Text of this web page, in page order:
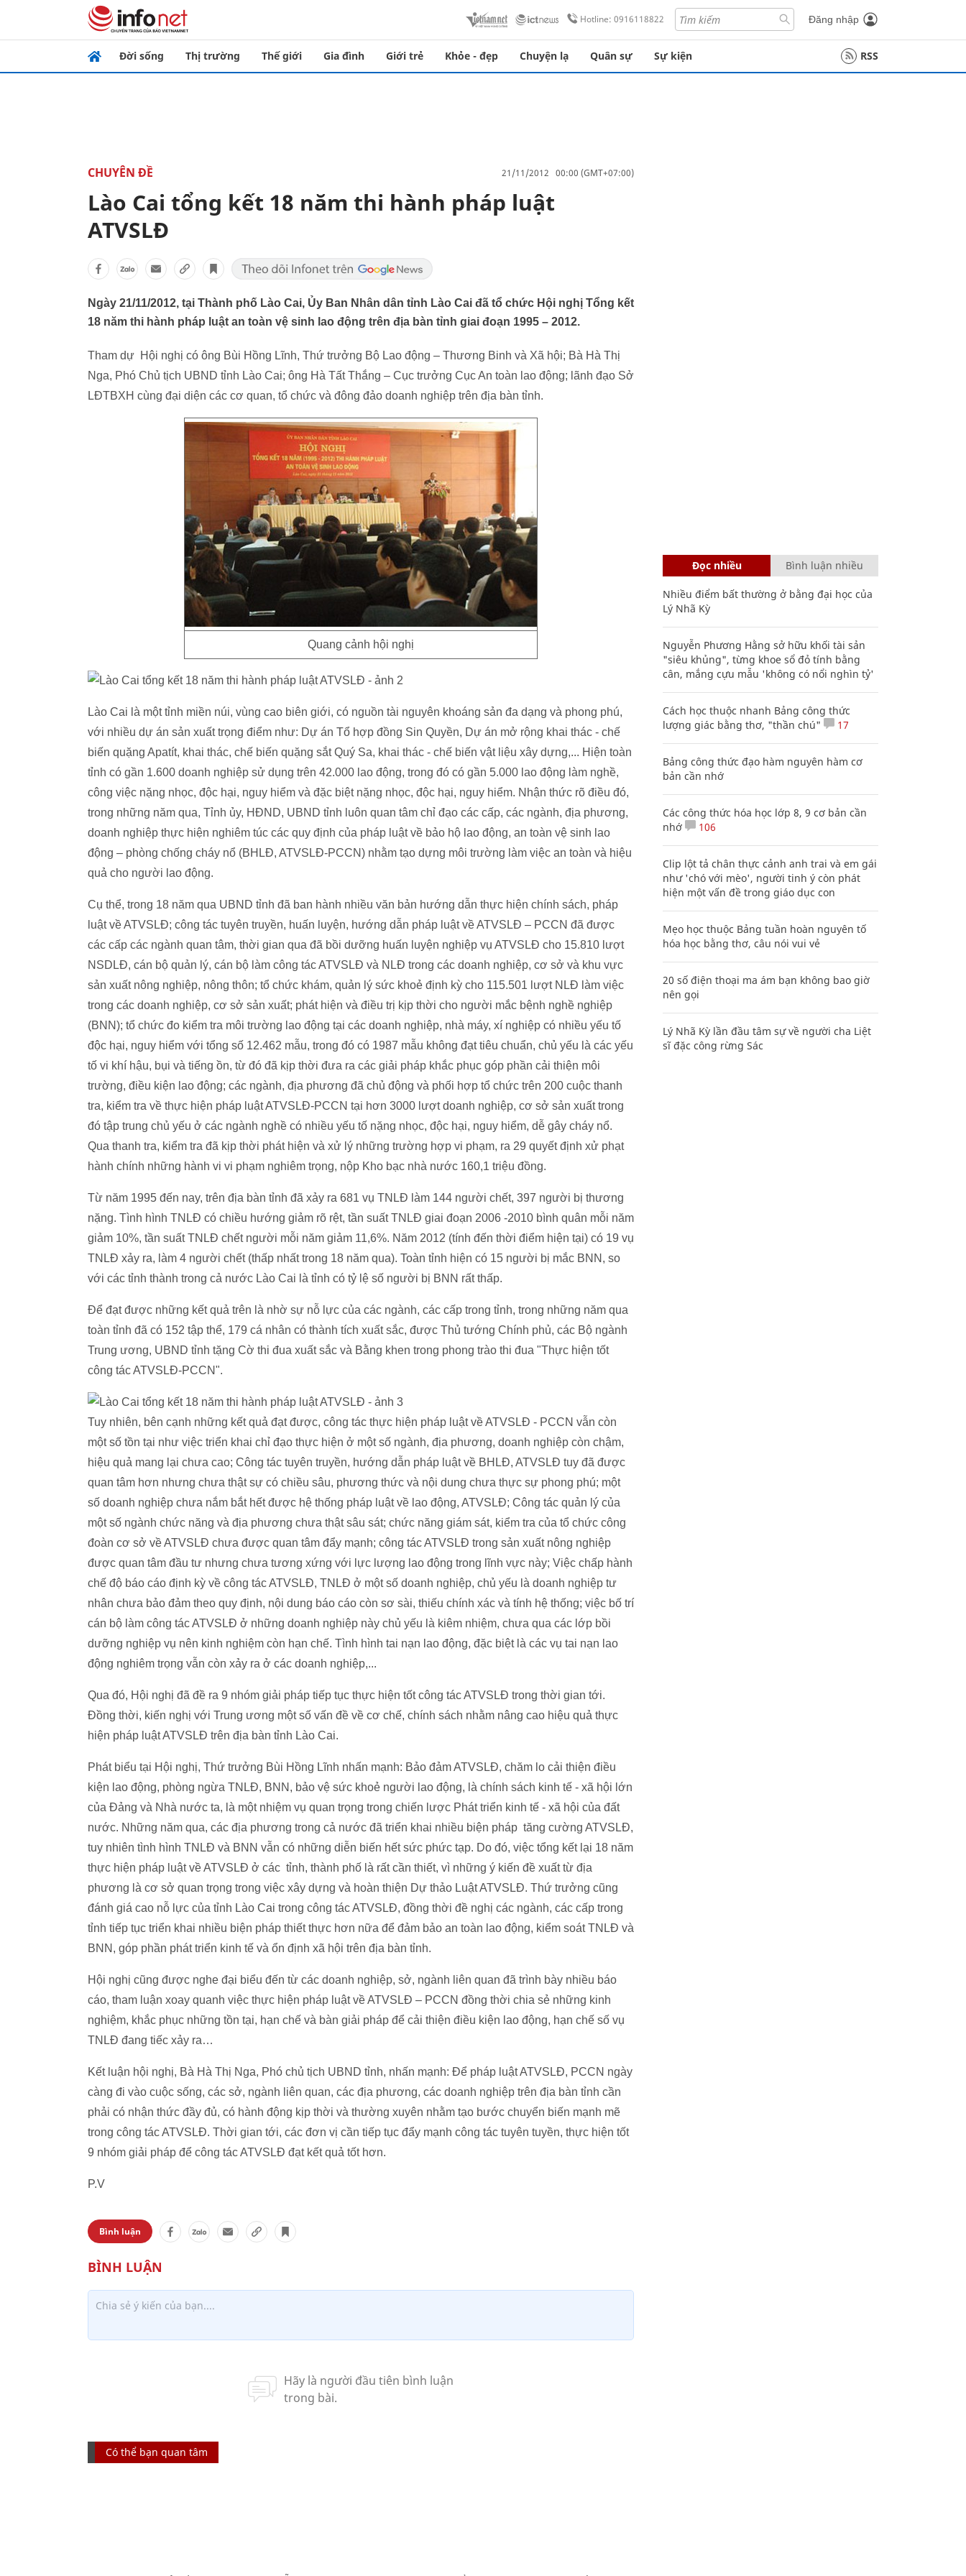
Hotline: 0916118822 Đăng nhập
Đời sống Thị trường Thế giới Gia đình Giới trẻ Khỏe - đẹp Chuyện lạ Quân sự Sự kiện RSS
CHUYÊN ĐỀ 21/11/2012 00:00 (GMT+07:00)
Lào Cai tổng kết 18 năm thi hành pháp luật
ATVSLĐ
Ngày 21/11/2012, tại Thành phố Lào Cai, Ủy Ban Nhân dân tỉnh Lào Cai đã tổ chức Hội nghị Tổng kết
18 năm thi hành pháp luật an toàn vệ sinh lao động trên địa bàn tỉnh giai đoạn 1995 – 2012.
Tham dự Hội nghị có ông Bùi Hồng Lĩnh, Thứ trưởng Bộ Lao động – Thương Binh và Xã hội; Bà Hà Thị
Nga, Phó Chủ tịch UBND tỉnh Lào Cai; ông Hà Tất Thắng – Cục trưởng Cục An toàn lao động; lãnh đạo Sở
LĐTBXH cùng đại diện các cơ quan, tổ chức và đông đảo doanh nghiệp trên địa bàn tỉnh.
Quang cảnh hội nghị
Lào Cai là một tỉnh miền núi, vùng cao biên giới, có nguồn tài nguyên khoáng sản đa dạng và phong phú,
với nhiều dự án sản xuất trọng điểm như: Dự án Tổ hợp đồng Sin Quyền, Dự án mở rộng khai thác - chế
biến quặng Apatít, khai thác, chế biến quặng sắt Quý Sa, khai thác - chế biến vật liệu xây dựng,... Hiện toàn
tỉnh có gần 1.600 doanh nghiệp sử dụng trên 42.000 lao động, trong đó có gần 5.000 lao động làm nghề,
công việc nặng nhọc, độc hại, nguy hiểm và đặc biệt nặng nhọc, độc hại, nguy hiểm. Nhận thức rõ điều đó,
trong những năm qua, Tỉnh ủy, HĐND, UBND tỉnh luôn quan tâm chỉ đạo các cấp, các ngành, địa phương,
doanh nghiệp thực hiện nghiêm túc các quy định của pháp luật về bảo hộ lao động, an toàn vệ sinh lao
động – phòng chống cháy nổ (BHLĐ, ATVSLĐ-PCCN) nhằm tạo dựng môi trường làm việc an toàn và hiệu
quả cho người lao động.
Cụ thể, trong 18 năm qua UBND tỉnh đã ban hành nhiều văn bản hướng dẫn thực hiện chính sách, pháp
luật về ATVSLĐ; công tác tuyên truyền, huấn luyện, hướng dẫn pháp luật về ATVSLĐ – PCCN đã được
các cấp các ngành quan tâm, thời gian qua đã bồi dưỡng huấn luyện nghiệp vụ ATVSLĐ cho 15.810 lượt
NSDLĐ, cán bộ quản lý, cán bộ làm công tác ATVSLĐ và NLĐ trong các doanh nghiệp, cơ sở và khu vực
sản xuất nông nghiệp, nông thôn; tổ chức khám, quản lý sức khoẻ định kỳ cho 115.501 lượt NLĐ làm việc
trong các doanh nghiệp, cơ sở sản xuất; phát hiện và điều trị kịp thời cho người mắc bệnh nghề nghiệp
(BNN); tổ chức đo kiểm tra môi trường lao động tại các doanh nghiệp, nhà máy, xí nghiệp có nhiều yếu tố
độc hại, nguy hiểm với tổng số 12.462 mẫu, trong đó có 1987 mẫu không đạt tiêu chuẩn, chủ yếu là các yếu
tố vi khí hậu, bụi và tiếng ồn, từ đó đã kịp thời đưa ra các giải pháp khắc phục góp phần cải thiện môi
trường, điều kiện lao động; các ngành, địa phương đã chủ động và phối hợp tổ chức trên 200 cuộc thanh
tra, kiểm tra về thực hiện pháp luật ATVSLĐ-PCCN tại hơn 3000 lượt doanh nghiệp, cơ sở sản xuất trong
đó tập trung chủ yếu ở các ngành nghề có nhiều yếu tố nặng nhọc, độc hại, nguy hiểm, dễ gây cháy nổ.
Qua thanh tra, kiểm tra đã kịp thời phát hiện và xử lý những trường hợp vi phạm, ra 29 quyết định xử phạt
hành chính những hành vi vi phạm nghiêm trọng, nộp Kho bạc nhà nước 160,1 triệu đồng.
Từ năm 1995 đến nay, trên địa bàn tỉnh đã xảy ra 681 vụ TNLĐ làm 144 người chết, 397 người bị thương
nặng. Tình hình TNLĐ có chiều hướng giảm rõ rệt, tần suất TNLĐ giai đoạn 2006 -2010 bình quân mỗi năm
giảm 10%, tần suất TNLĐ chết người mỗi năm giảm 11,6%. Năm 2012 (tính đến thời điểm hiện tại) có 19 vụ
TNLĐ xảy ra, làm 4 người chết (thấp nhất trong 18 năm qua). Toàn tỉnh hiện có 15 người bị mắc BNN, so
với các tỉnh thành trong cả nước Lào Cai là tỉnh có tỷ lệ số người bị BNN rất thấp.
Để đạt được những kết quả trên là nhờ sự nỗ lực của các ngành, các cấp trong tỉnh, trong những năm qua
toàn tỉnh đã có 152 tập thể, 179 cá nhân có thành tích xuất sắc, được Thủ tướng Chính phủ, các Bộ ngành
Trung ương, UBND tỉnh tặng Cờ thi đua xuất sắc và Bằng khen trong phong trào thi đua "Thực hiện tốt
công tác ATVSLĐ-PCCN".
Tuy nhiên, bên cạnh những kết quả đạt được, công tác thực hiện pháp luật về ATVSLĐ - PCCN vẫn còn
một số tồn tại như việc triển khai chỉ đạo thực hiện ở một số ngành, địa phương, doanh nghiệp còn chậm,
hiệu quả mang lại chưa cao; Công tác tuyên truyền, hướng dẫn pháp luật về BHLĐ, ATVSLĐ tuy đã được
quan tâm hơn nhưng chưa thật sự có chiều sâu, phương thức và nội dung chưa thực sự phong phú; một
số doanh nghiệp chưa nắm bắt hết được hệ thống pháp luật về lao động, ATVSLĐ; Công tác quản lý của
một số ngành chức năng và địa phương chưa thật sâu sát; chức năng giám sát, kiểm tra của tổ chức công
đoàn cơ sở về ATVSLĐ chưa được quan tâm đẩy mạnh; công tác ATVSLĐ trong sản xuất nông nghiệp
được quan tâm đầu tư nhưng chưa tương xứng với lực lượng lao động trong lĩnh vực này; Việc chấp hành
chế độ báo cáo định kỳ về công tác ATVSLĐ, TNLĐ ở một số doanh nghiệp, chủ yếu là doanh nghiệp tư
nhân chưa bảo đảm theo quy định, nội dung báo cáo còn sơ sài, thiếu chính xác và tính hệ thống; việc bố trí
cán bộ làm công tác ATVSLĐ ở những doanh nghiệp này chủ yếu là kiêm nhiệm, chưa qua các lớp bồi
dưỡng nghiệp vụ nên kinh nghiệm còn hạn chế. Tình hình tai nạn lao động, đặc biệt là các vụ tai nạn lao
động nghiêm trọng vẫn còn xảy ra ở các doanh nghiệp,...
Qua đó, Hội nghị đã đề ra 9 nhóm giải pháp tiếp tục thực hiện tốt công tác ATVSLĐ trong thời gian tới.
Đồng thời, kiến nghị với Trung ương một số vấn đề về cơ chế, chính sách nhằm nâng cao hiệu quả thực
hiện pháp luật ATVSLĐ trên địa bàn tỉnh Lào Cai.
Phát biểu tại Hội nghị, Thứ trưởng Bùi Hồng Lĩnh nhấn mạnh: Bảo đảm ATVSLĐ, chăm lo cải thiện điều
kiện lao động, phòng ngừa TNLĐ, BNN, bảo vệ sức khoẻ người lao động, là chính sách kinh tế - xã hội lớn
của Đảng và Nhà nước ta, là một nhiệm vụ quan trọng trong chiến lược Phát triển kinh tế - xã hội của đất
nước. Những năm qua, các địa phương trong cả nước đã triển khai nhiều biện pháp tăng cường ATVSLĐ,
tuy nhiên tình hình TNLĐ và BNN vẫn có những diễn biến hết sức phức tạp. Do đó, việc tổng kết lại 18 năm
thực hiện pháp luật về ATVSLĐ ở các tỉnh, thành phố là rất cần thiết, vì những ý kiến đề xuất từ địa
phương là cơ sở quan trọng trong việc xây dựng và hoàn thiện Dự thảo Luật ATVSLĐ. Thứ trưởng cũng
đánh giá cao nỗ lực của tỉnh Lào Cai trong công tác ATVSLĐ, đồng thời đề nghị các ngành, các cấp trong
tỉnh tiếp tục triển khai nhiều biện pháp thiết thực hơn nữa để đảm bảo an toàn lao động, kiểm soát TNLĐ và
BNN, góp phần phát triển kinh tế và ổn định xã hội trên địa bàn tỉnh.
Hội nghị cũng được nghe đại biểu đến từ các doanh nghiệp, sở, ngành liên quan đã trình bày nhiều báo
cáo, tham luận xoay quanh việc thực hiện pháp luật về ATVSLĐ – PCCN đồng thời chia sẻ những kinh
nghiệm, khắc phục những tồn tại, hạn chế và bàn giải pháp để cải thiện điều kiện lao động, hạn chế số vụ
TNLĐ đang tiếc xảy ra…
Kết luận hội nghị, Bà Hà Thị Nga, Phó chủ tịch UBND tỉnh, nhấn mạnh: Để pháp luật ATVSLĐ, PCCN ngày
càng đi vào cuộc sống, các sở, ngành liên quan, các địa phương, các doanh nghiệp trên địa bàn tỉnh cần
phải có nhận thức đầy đủ, có hành động kịp thời và thường xuyên nhằm tạo bước chuyển biến mạnh mẽ
trong công tác ATVSLĐ. Thời gian tới, các đơn vị cần tiếp tục đẩy mạnh công tác tuyên tuyền, thực hiện tốt
9 nhóm giải pháp để công tác ATVSLĐ đạt kết quả tốt hơn.
P.V
Bình luận
Có thể bạn quan tâm
Đọc nhiều Bình luận nhiều
Nhiều điểm bất thường ở bằng đại học của
Lý Nhã Kỳ
Nguyễn Phương Hằng sở hữu khối tài sản
"siêu khủng", từng khoe sổ đỏ tính bằng
cân, mắng cựu mẫu 'không có nổi nghìn tỷ'
Cách học thuộc nhanh Bảng công thức
lượng giác bằng thơ, "thần chú"
17
Bảng công thức đạo hàm nguyên hàm cơ
bản cần nhớ
Các công thức hóa học lớp 8, 9 cơ bản cần
nhớ
106
Clip lột tả chân thực cảnh anh trai và em gái
như 'chó với mèo', người tinh ý còn phát
hiện một vấn đề trong giáo dục con
Mẹo học thuộc Bảng tuần hoàn nguyên tố
hóa học bằng thơ, câu nói vui vẻ
20 số điện thoại ma ám bạn không bao giờ
nên gọi
Lý Nhã Kỳ lần đầu tâm sự về người cha Liệt
sĩ đặc công rừng Sác